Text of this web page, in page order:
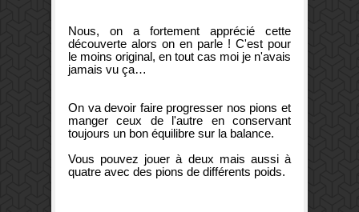
Nous, on a fortement apprécié cette
découverte alors on en parle ! C'est pour
le moins original, en tout cas moi je n'avais
jamais vu ça…
On va devoir faire progresser nos pions et
manger ceux de l'autre en conservant
toujours un bon équilibre sur la balance.
Vous pouvez jouer à deux mais aussi à
quatre avec des pions de différents poids.